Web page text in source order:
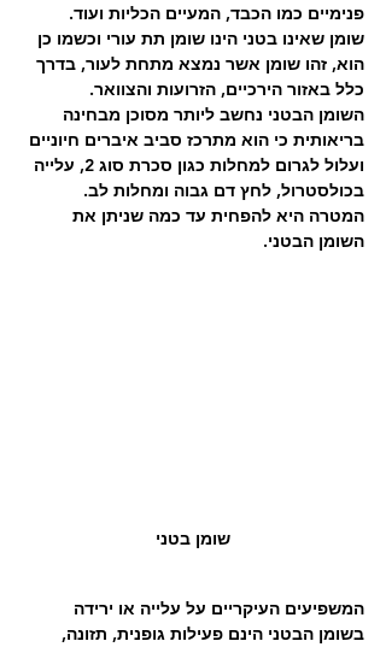
פנימיים כמו הכבד, המעיים הכליות ועוד.
שומן שאינו בטני הינו שומן תת עורי וכשמו כן
הוא, זהו שומן אשר נמצא מתחת לעור, בדרך
כלל באזור הירכיים, הזרועות והצוואר.
השומן הבטני נחשב ליותר מסוכן מבחינה
בריאותית כי הוא מתרכז סביב איברים חיוניים
ועלול לגרום למחלות כגון סכרת סוג 2, עלייה
בכולסטרול, לחץ דם גבוה ומחלות לב.
המטרה היא להפחית עד כמה שניתן את
השומן הבטני.
שומן בטני
המשפיעים העיקריים על עלייה או ירידה
בשומן הבטני הינם פעילות גופנית, תזונה,